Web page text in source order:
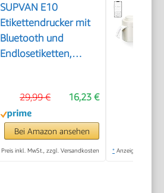
SUPVAN E10
Etikettendrucker mit
Bluetooth und
Endlosetiketten,
16,23 €
29,99 €
Bei Amazon ansehen
Preis inkl. MwSt., zzgl. Versandkosten * Anzeige